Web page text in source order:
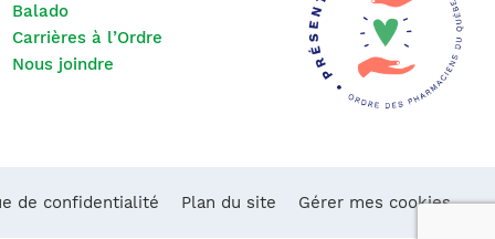
Balado
Carrières à l’Ordre
Nous joindre
de confidentialité Plan du site Gérer mes cookies